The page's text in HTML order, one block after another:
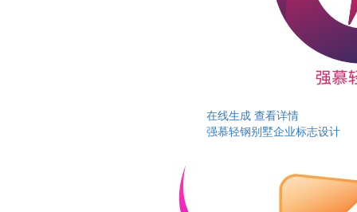
在线生成 查看详情
强慕轻钢别墅企业标志设计